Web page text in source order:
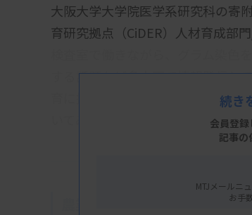
大阪大学大学院医学系研究科の寄
育研究拠点（CiDER）人材育成部
する話題など多方面で情報発信
育に携わっています。微生物検査
農業の技術開発に興味を持っ
続き
会員登録
記事の
MTJメールニ
お手